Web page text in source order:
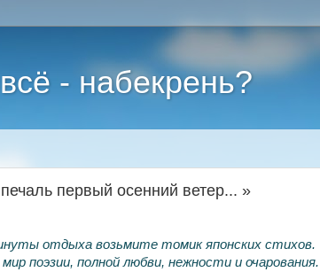
- набекрень?
первый осенний ветер... »
отдыха возьмите томик японских стихов.
поэзии, полной любви, нежности и очарования.